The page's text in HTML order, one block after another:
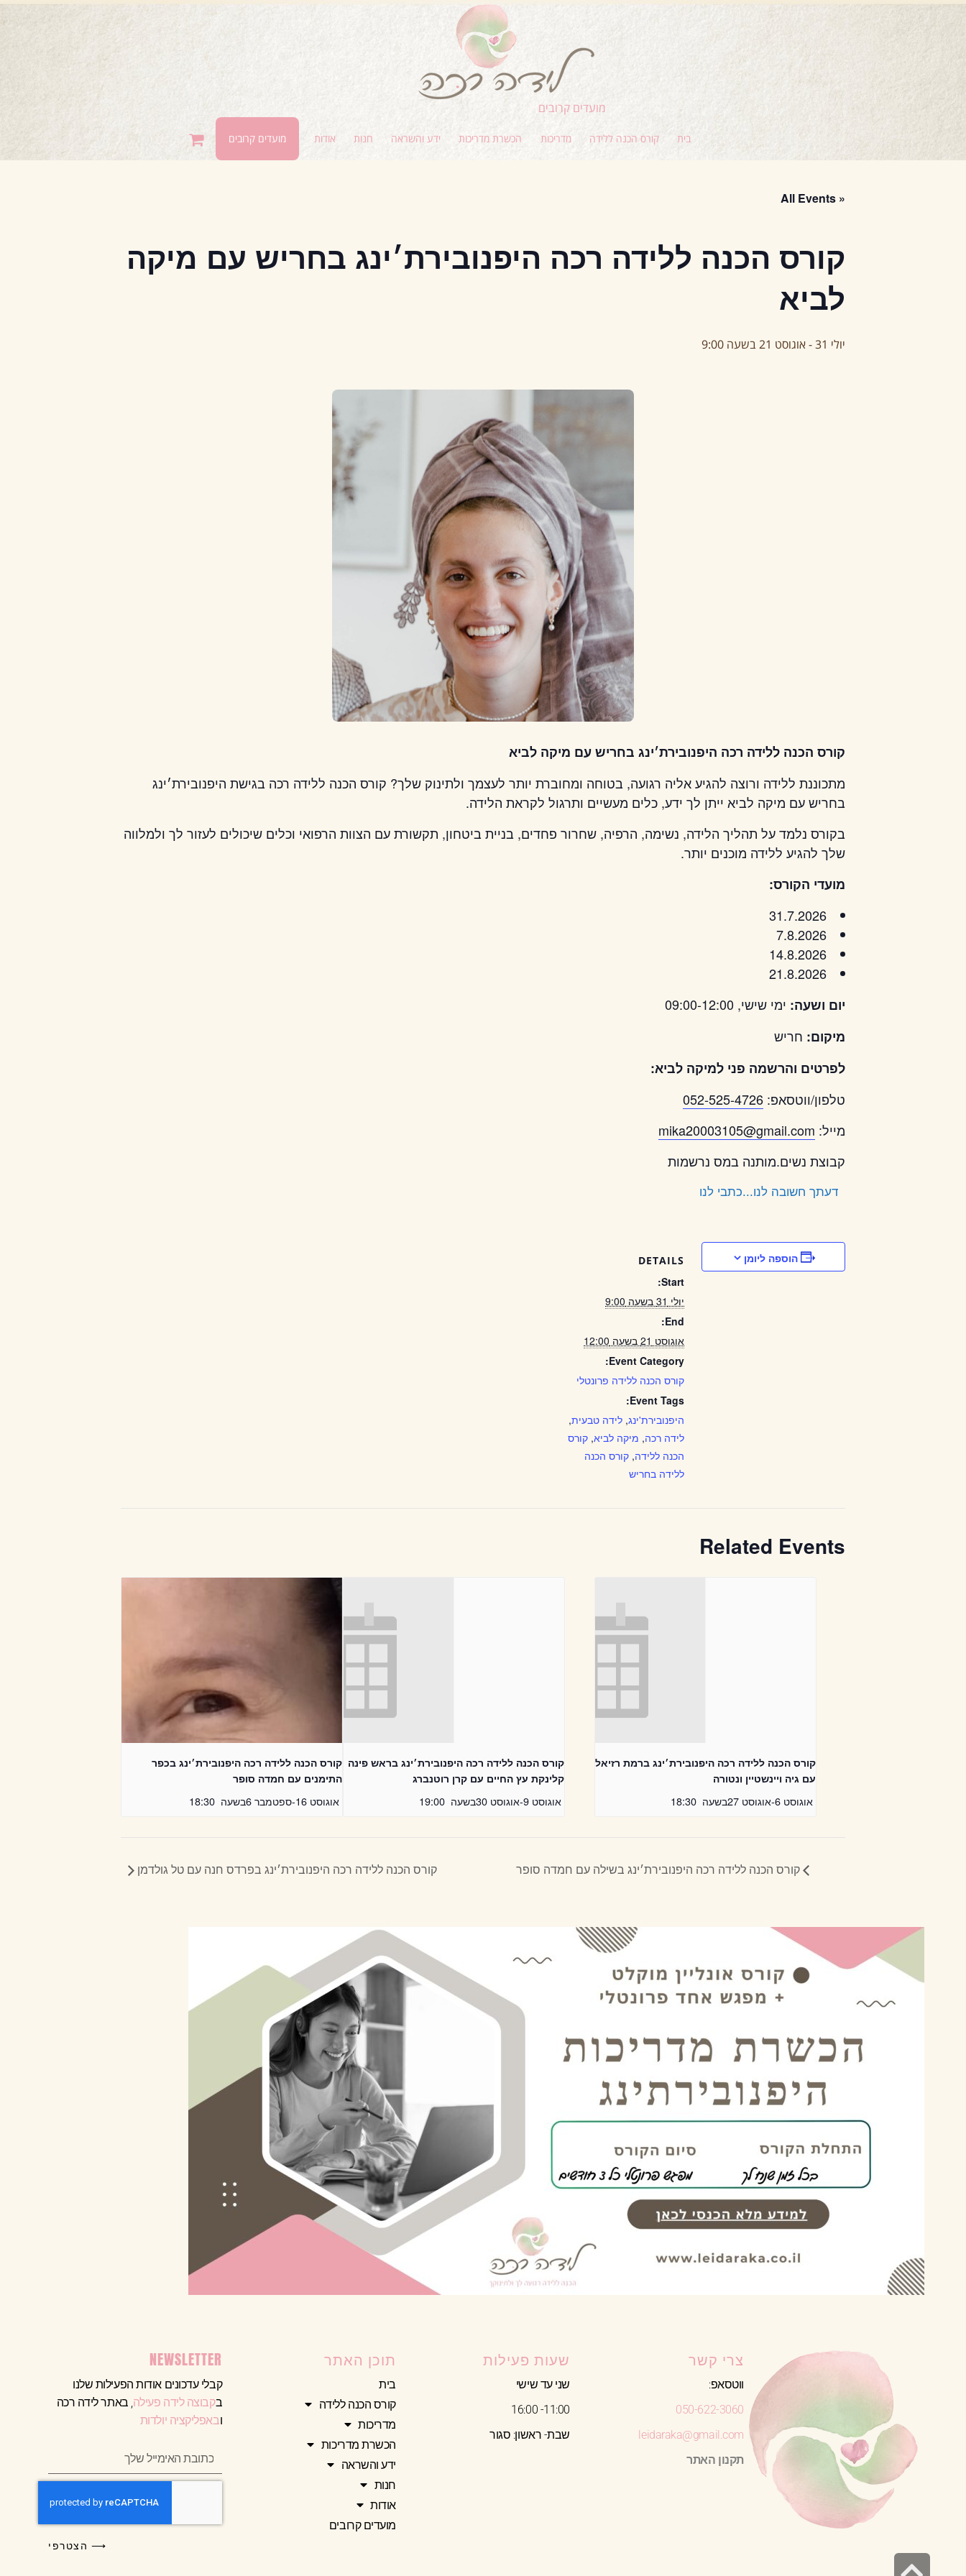
מועדים קרובים
בית קורס הכנה ללידה מדריכות הכשרת מדריכות ידע והשראה חנות אודות מועדים קרובים
« All Events
קורס הכנה ללידה רכה היפנובירת׳ינג בחריש עם מיקה
לביא
יולי 31 -אוגוסט 21 בשעה 9:00
קורס הכנה ללידה רכה היפנובירת׳ינג בחריש עם מיקה לביא
מתכוננת ללידה ורוצה להגיע אליה רגועה, בטוחה ומחוברת יותר לעצמך ולתינוק שלך? קורס הכנה ללידה רכה בגישת היפנובירת׳ינג
בחריש עם מיקה לביא ייתן לך ידע, כלים מעשיים ותרגול לקראת הלידה.
בקורס נלמד על תהליך הלידה, נשימה, הרפיה, שחרור פחדים, בניית ביטחון, תקשורת עם הצוות הרפואי וכלים שיכולים לעזור לך ולמלווה
שלך להגיע ללידה מוכנים יותר.
מועדי הקורס:
31.7.2026
7.8.2026
14.8.2026
21.8.2026
יום ושעה: ימי שישי, 09:00-12:00
מיקום: חריש
לפרטים והרשמה פני למיקה לביא:
טלפון/ווטסאפ: 052-525-4726
מייל: mika20003105@gmail.com
קבוצת נשים.מותנה במס נרשמות
דעתך חשובה לנו...כתבי לנו
הוספה ליומן DETAILS
Start:
יולי 31 בשעה 9:00
End:
אוגוסט 21 בשעה 12:00
Event Category:
קורס הכנה ללידה פרונטלי
Event Tags:
היפנובירת'ינג, לידה טבעית,
לידה רכה, מיקה לביא, קורס
הכנה ללידה, קורס הכנה
ללידה בחריש
Related Events
קורס הכנה ללידה רכה היפנובירת׳ינג ברמת רזיאל
עם גיה ויינשטיין ונטורה
אוגוסט 6 -אוגוסט 27 בשעה 18:30
קורס הכנה ללידה רכה היפנובירת׳ינג בראש פינה
קלינקת עץ החיים עם קרן רוטנברג
אוגוסט 9 -אוגוסט 30 בשעה 19:00
קורס הכנה ללידה רכה היפנובירת׳ינג בכפר
התימנים עם חמדה סופר
אוגוסט 16 -ספטמבר 6 בשעה 18:30
קורס הכנה ללידה רכה היפנובירת׳ינג בשילה עם חמדה סופר קורס הכנה ללידה רכה היפנובירת׳ינג בפרדס חנה עם טל גולדמן
צרי קשר
ווטסאפ:
050-622-3060
leidaraka@gmail.com
תקנון האתר
שעות פעילות
שני עד שישי
11:00- 16:00
שבת- ראשון: סגור
תוכן האתר
בית
קורס הכנה ללידה
מדריכות
הכשרת מדריכות
ידע והשראה
חנות
אודות
מועדים קרובים
NEWSLETTER
קבלי עדכונים אודות הפעילות שלנו
בקבוצה לידה פעילה, באתר לידה רכה
ובאפליקציה יולדות
⟶ הצטרפי